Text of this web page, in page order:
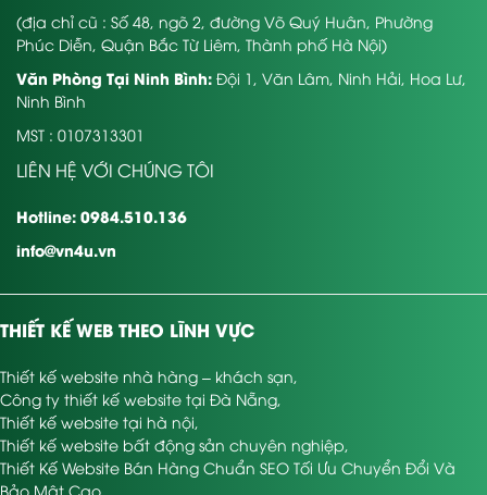
(địa chỉ cũ : Số 48, ngõ 2, đường Võ Quý Huân, Phường
Phúc Diễn, Quận Bắc Từ Liêm, Thành phố Hà Nội)
Văn Phòng Tại Ninh Bình: Đội 1, Văn Lâm, Ninh Hải, Hoa Lư,
Ninh Bình
MST : 0107313301
LIÊN HỆ VỚI CHÚNG TÔI
Hotline: 0984.510.136
info@vn4u.vn
THIẾT KẾ WEB THEO LĨNH VỰC
Thiết kế website nhà hàng – khách sạn,
Công ty thiết kế website tại Đà Nẵng,
Thiết kế website tại hà nội,
Thiết kế website bất động sản chuyên nghiệp,
Thiết Kế Website Bán Hàng Chuẩn SEO Tối Ưu Chuyển Đổi Và
Bảo Mật Cao